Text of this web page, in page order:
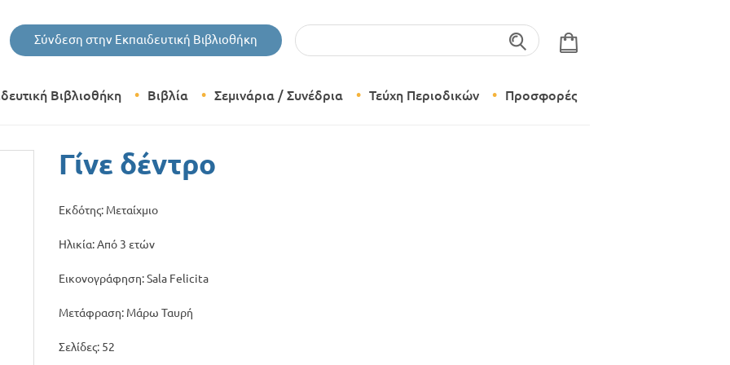
Σύνδεση στην Εκπαιδευτική Βιβλιοθήκη
Βιβλιοθήκη Βιβλία
Εκδόσεις Δίπτυχο
Σεμινάρια / Συνέδρια Τεύχη Περιοδικών Προσφορές
Γίνε δέντρο
Εκδότης: Μεταίχμιο
Ηλικία: Από 3 ετών
Εικονογράφηση: Sala Felicita
Μετάφραση: Μάρω Ταυρή
Σελίδες: 52